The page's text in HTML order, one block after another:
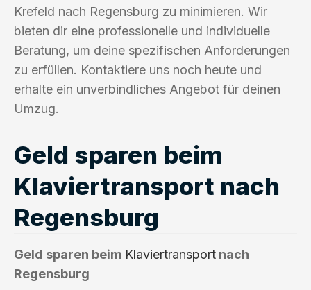
Krefeld nach Regensburg zu minimieren. Wir
bieten dir eine professionelle und individuelle
Beratung, um deine spezifischen Anforderungen
zu erfüllen. Kontaktiere uns noch heute und
erhalte ein unverbindliches Angebot für deinen
Umzug.
Geld sparen beim
Klaviertransport nach
Regensburg
Geld sparen beim Klaviertransport nach
Regensburg